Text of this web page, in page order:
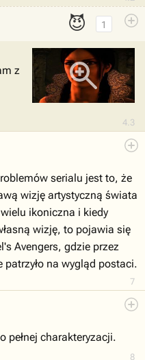
😈
4.3
1
z
7
serialu jest to, że
wizję artystyczną świata
ikoniczna i kiedy
wizję, to pojawia się
Avengers, gdzie przez
na wygląd postaci.
8
pełnej charakteryzacji.